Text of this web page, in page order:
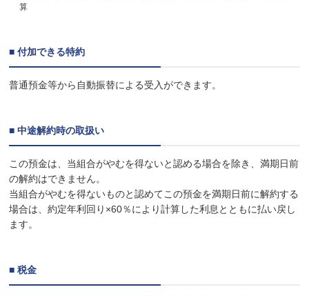
算
■ 付加できる特約
普通預金等から自動振替による受入ができます。
■ 中途解約時の取扱い
この預金は、当組合がやむを得ないと認める場合を除き、満期日前
の解約はできません。
当組合がやむを得ないものと認めてこの預金を満期日前に解約する
場合は、約定年利回り×60％により計算した利息とともに払い戻し
ます。
■ 税金